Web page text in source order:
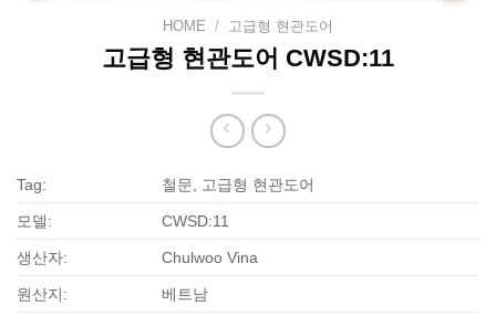
HOME / 고급형 현관도어
고급형 현관도어 CWSD:11
Tag: 철문, 고급형 현관도어
모델: CWSD:11
생산자: Chulwoo Vina
원산지: 베트남